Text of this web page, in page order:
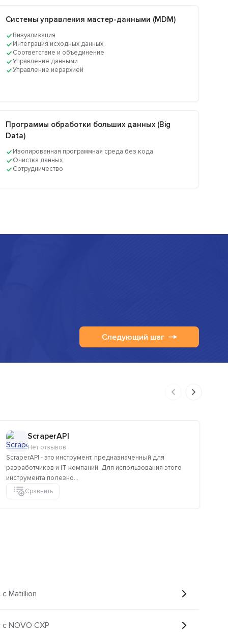
Системы управления мастер-данными (MDM)
Визуализация
Интеграция исходных данных
Соответствие и объединение
Управление данными
Управление иерархией
Программы обработки больших данных (Big
Data)
Изолированная программная среда без кода
Очистка данных
Сотрудничество
Следующий шаг
ScraperAPI
Нет отзывов
ScraperAPI - это инструмент, предназначенный для
разработчиков и IT-компаний. Для использования этого
инструмента полезно...
Сравнить
Matillion
NOVO CXP